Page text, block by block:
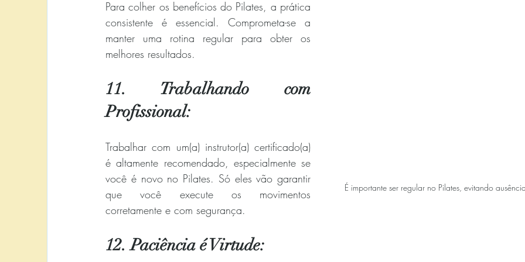
É importante ser regular no Pilates, evitando
Para colher os benefícios do Pilates, a prática
consistente é essencial. Comprometa-se a
manter uma rotina regular para obter os
melhores resultados.
11. Trabalhando com
Profissional:
Trabalhar com um(a) instrutor(a) certificado(a)
é altamente recomendado, especialmente se
você é novo no Pilates. Só eles vão garantir
que você execute os movimentos
corretamente e com segurança.
12. Paciência é Virtude: